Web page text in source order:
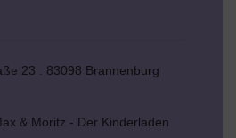
23 . 83098 Brannenburg
& Moritz - Der Kinderladen